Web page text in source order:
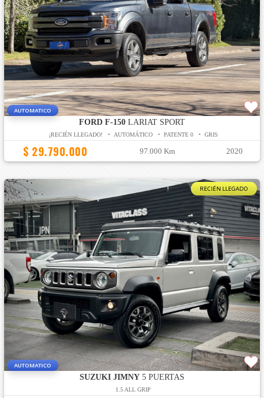
AUTOMATICO
FORD F-150LARIAT SPORT
¡RECIÉN LLEGADO! • AUTOMÁTICO • PATENTE 0 • GRIS
$ 29.790.000 97.000 Km 2020
RECIÉN LLEGADO
AUTOMATICO
SUZUKI JIMNY5 PUERTAS
1.5 ALL GRIP